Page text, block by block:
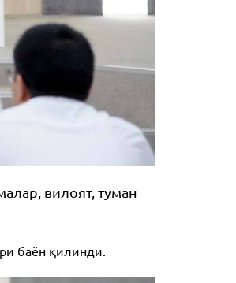
вилоят, туман
баён қилинди.